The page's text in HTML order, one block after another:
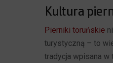
Kultura
Pierniki toruńskie
turystyczną – to
tradycja wpisana w